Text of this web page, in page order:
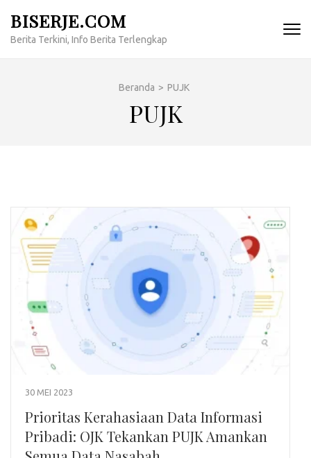
konten
BISERJE.COM
Berita Terkini, Info Berita Terlengkap
Beranda > PUJK
PUJK
30 MEI 2023
Prioritas Kerahasiaan Data Informasi
Pribadi: OJK Tekankan PUJK Amankan